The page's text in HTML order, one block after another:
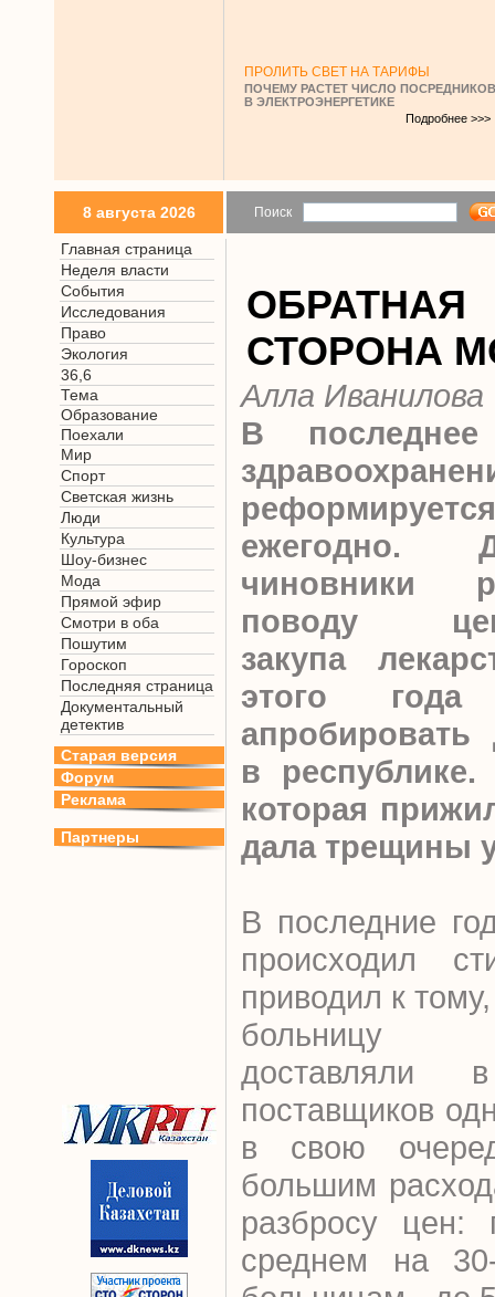
ПРОЛИТЬ СВЕТ НА ТАРИФЫ
ПОЧЕМУ РАСТЕТ ЧИСЛО ПОСРЕДНИКОВ
В ЭЛЕКТРОЭНЕРГЕТИКЕ
Подробнее >>>
8 августа 2026 Поиск
Главная страница
Неделя власти
События
Исследования
Право
Экология
36,6
Тема
Образование
Поехали
Мир
Спорт
Светская жизнь
Люди
Культура
Шоу-бизнес
Мода
Прямой эфир
Смотри в оба
Пошутим
Гороскоп
Последняя страница
Документальный
детектив
Старая версия
Форум
Реклама
Партнеры
ОБРАТНАЯ
СТОРОНА
Алла Иванилова
В
ежегодно.
чиновники
поводу
закупа
этого года
в
которая
дала трещины
В последние
происходил
приводил к
больницу
поставщиков
в свою
большим
разбросу
среднем на